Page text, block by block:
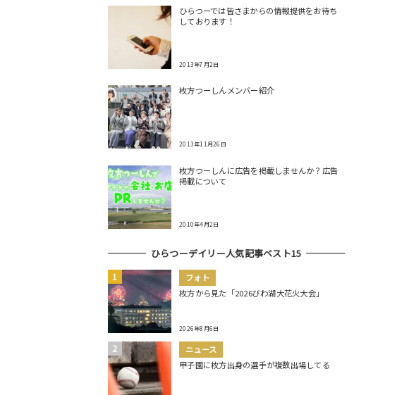
ひらつーでは皆さまからの情報提供をお待ち
しております！
2013年7月2日
枚方つーしんメンバー紹介
2013年11月26日
枚方つーしんに広告を掲載しませんか？広告
掲載について
2010年4月2日
ひらつーデイリー人気記事ベスト15
フォト
枚方から見た「2026びわ湖大花火大会」
2026年8月6日
ニュース
甲子園に枚方出身の選手が複数出場してる